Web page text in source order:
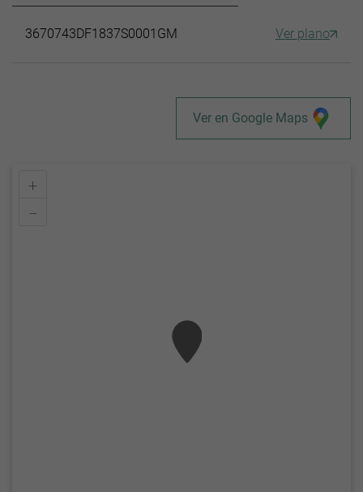
3670743DF1837S0001GM Ver plano
Ver en Google Maps
+
–